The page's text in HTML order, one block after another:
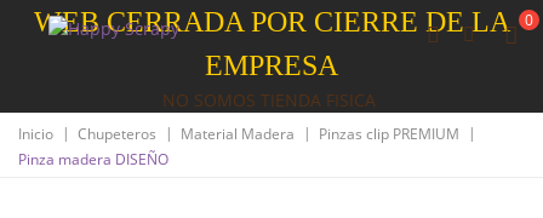
WEB CERRADA POR CIERRE DE LA
EMPRESA
NO SOMOS TIENDA FISICA
0
Inicio | Chupeteros | Material Madera | Pinzas clip PREMIUM
|
Pinza madera DISEÑO